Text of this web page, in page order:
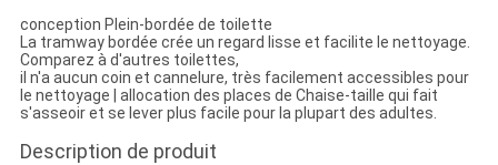
conception Plein-bordée de toilette
La tramway bordée crée un regard lisse et facilite le nettoyage.
Comparez à d'autres toilettes,
il n'a aucun coin et cannelure, très facilement accessibles pour
le nettoyage | allocation des places de Chaise-taille qui fait
s'asseoir et se lever plus facile pour la plupart des adultes.
Description de produit